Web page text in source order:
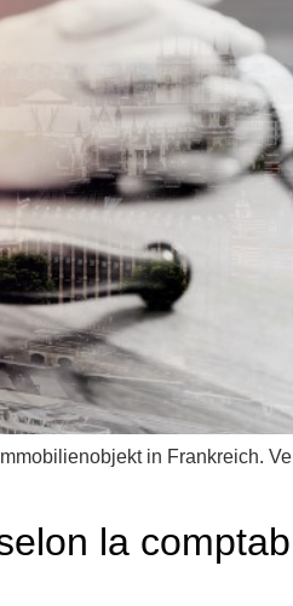
in Frankreich.
la